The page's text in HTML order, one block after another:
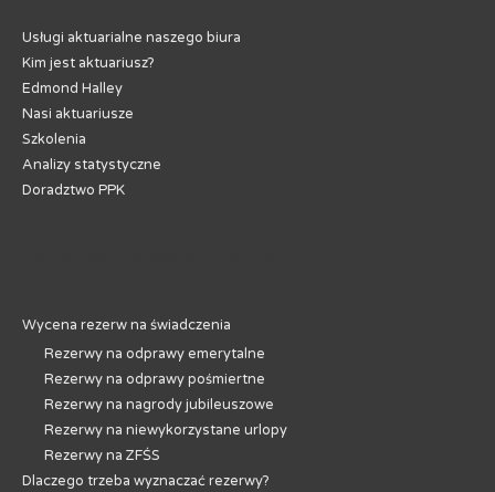
Usługi aktuarialne naszego biura
Kim jest aktuariusz?
Edmond Halley
Nasi aktuariusze
Szkolenia
Analizy statystyczne
Doradztwo PPK
Wycena rezerw na świadczenia
Rezerwy na odprawy emerytalne
Rezerwy na odprawy pośmiertne
Rezerwy na nagrody jubileuszowe
Rezerwy na niewykorzystane urlopy
Rezerwy na ZFŚS
Dlaczego trzeba wyznaczać rezerwy?